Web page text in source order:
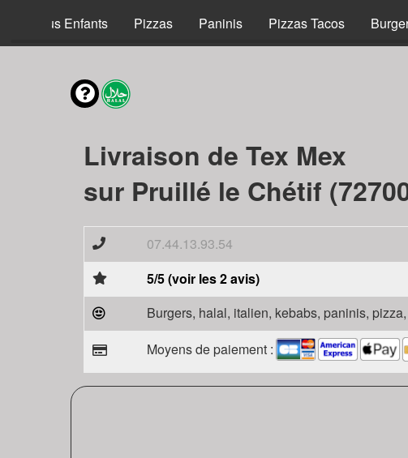
Menus Enfants Pizzas Paninis Pizzas Tacos
Livraison de Tex Mex
sur Pruillé le Chétif
07.44.13.93.54
5/5 (voir les 2 avis)
Burgers, halal, italien, kebabs, paninis,
Moyens de paiement :